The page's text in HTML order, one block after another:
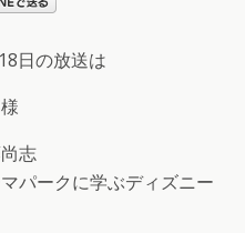
日の放送は
志
パークに学ぶディズニー